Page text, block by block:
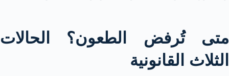
متى تُرفض الطعون؟ الحالات
الثلاث القانونية